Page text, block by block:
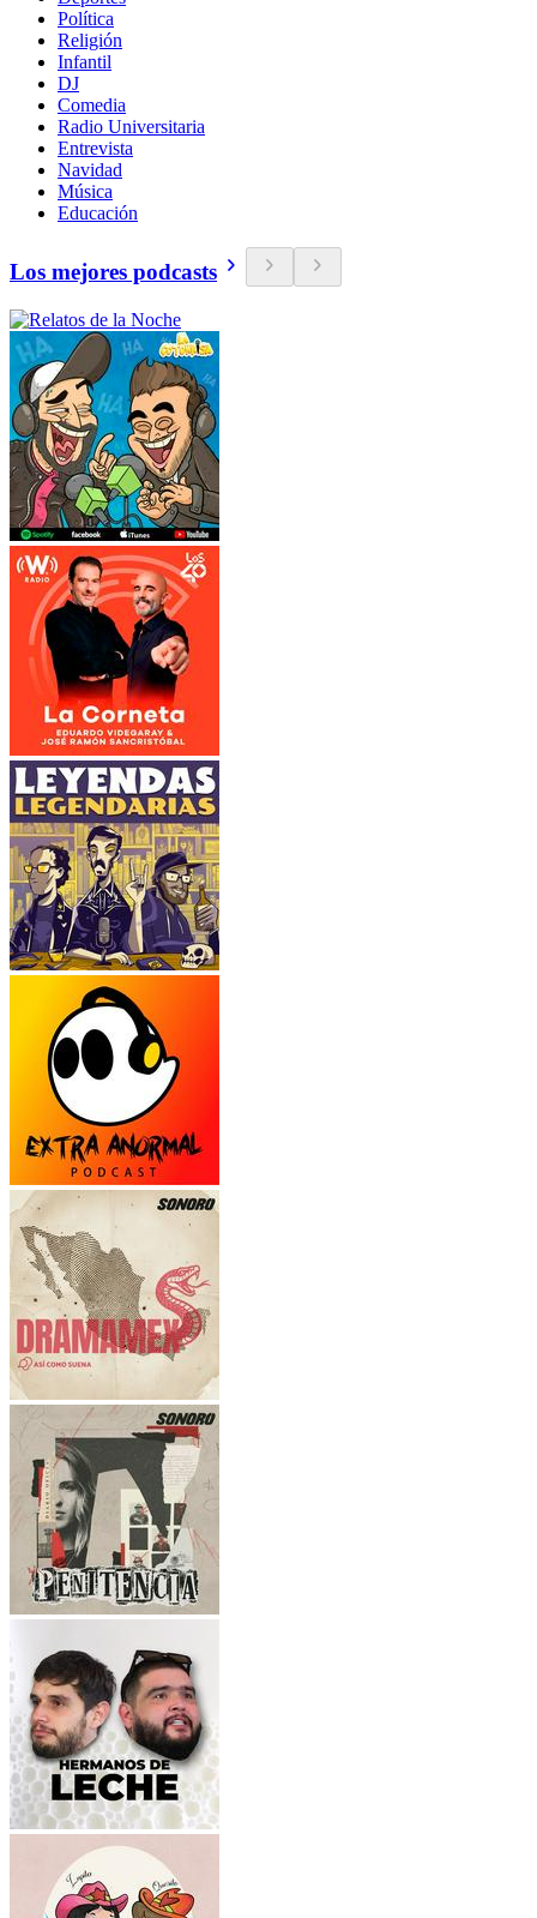
Política
Religión
Infantil
DJ
Comedia
Radio Universitaria
Entrevista
Navidad
Música
Educación
Los mejores podcasts